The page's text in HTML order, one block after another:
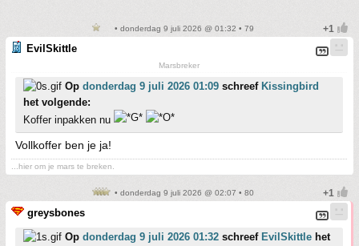
• donderdag 9 juli 2026 @ 01:32 • 79
EvilSkittle
Marsbreker
Op donderdag 9 juli 2026 01:09 schreef Kissingbird
het volgende:
Koffer inpakken nu
Vollkoffer ben je ja!
...hier om je mars te breken.
• donderdag 9 juli 2026 @ 02:07 • 80
greysbones
Op donderdag 9 juli 2026 01:32 schreef EvilSkittle het